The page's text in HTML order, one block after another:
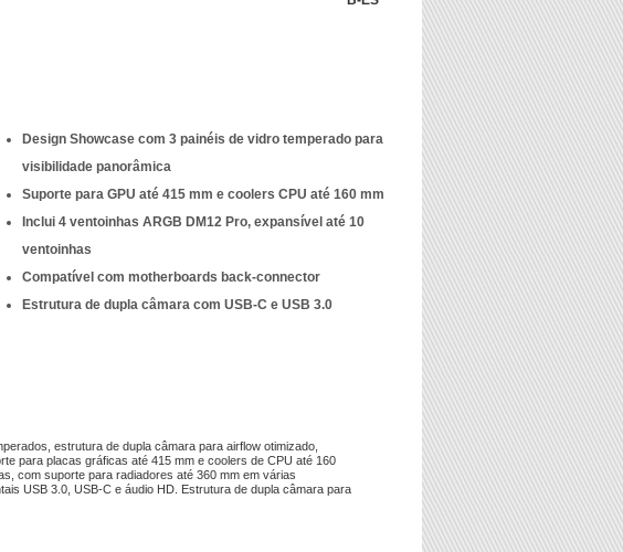
Design Showcase com 3 painéis de vidro temperado para
visibilidade panorâmica
Suporte para GPU até 415 mm e coolers CPU até 160 mm
Inclui 4 ventoinhas ARGB DM12 Pro, expansível até 10
ventoinhas
Compatível com motherboards back-connector
Estrutura de dupla câmara com USB-C e USB 3.0
estrutura de dupla câmara para airflow otimizado,
para placas gráficas até 415 mm e coolers de CPU até 160
com suporte para radiadores até 360 mm em várias
USB 3.0, USB-C e áudio HD. Estrutura de dupla câmara para